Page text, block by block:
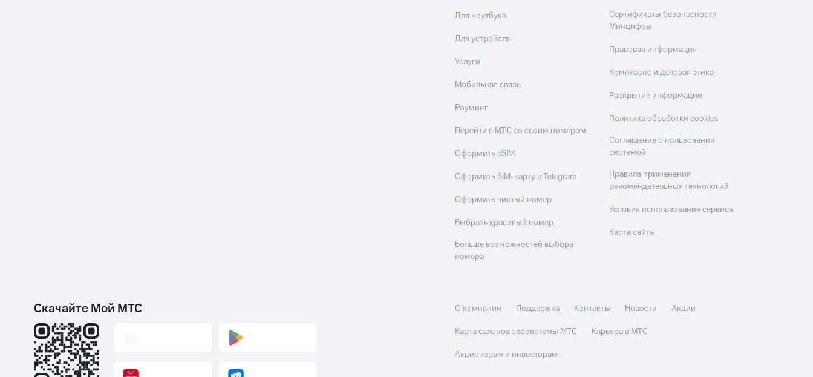
Для ноутбука
Для устройств
Услуги
Мобильная связь
Роуминг
Перейти в МТС со своим номером
Оформить eSIM
Оформить SIM-карту в Telegram
Оформить чистый номер
Выбрать красивый номер
Больше возможностей выбора
номера
Сертификаты безопасности
Минцифры
Правовая информация
Комплаенс и деловая этика
Раскрытие информации
Политика обработки cookies
Соглашение о пользовании
системой
Правила применения
рекомендательных технологий
Условия использования сервиса
Карта сайта
Скачайте Мой МТС О компании Поддержка Контакты Новости
Акции
Карта салонов экосистемы МТС
Карьера в МТС
Акционерам и инвесторам